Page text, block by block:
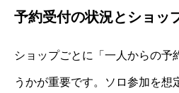
予約受付の状況とショッ
ショップごとに「一人からの予
うかが重要です。ソロ参加を想